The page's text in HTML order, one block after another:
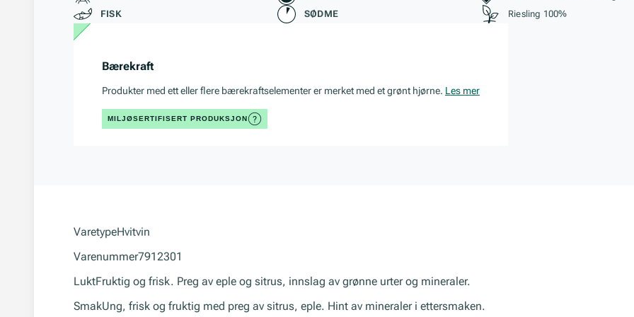
FISK
SØDME
Riesling 100%
Bærekraft
Produkter med ett eller flere bærekraftselementer er merket med et grønt hjørne. Les mer
MILJØSERTIFISERT PRODUKSJON
VaretypeHvitvin
Varenummer7912301
LuktFruktig og frisk. Preg av eple og sitrus, innslag av grønne urter og mineraler.
SmakUng, frisk og fruktig med preg av sitrus, eple. Hint av mineraler i ettersmaken.